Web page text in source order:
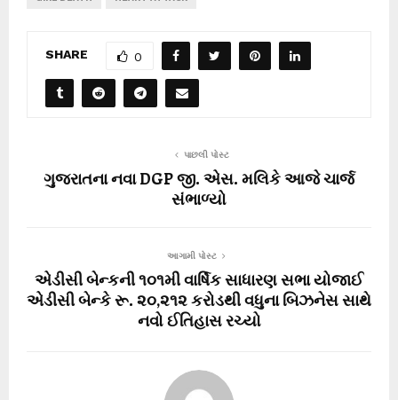
SHARE 0
પાછલી પોસ્ટ
ગુજરાતના નવા DGP જી. એસ. મલિકે આજે ચાર્જ
સંભાળ્યો
આગામી પોસ્ટ
એડીસી બેન્કની ૧૦૧મી વાર્ષિક સાધારણ સભા યોજાઈ
એડીસી બેન્કે રૂ. ૨૦,૨૧૨ કરોડથી વધુના બિઝનેસ સાથે
નવો ઈતિહાસ રચ્યો